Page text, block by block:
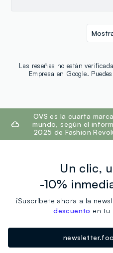
Las reseñas no están
Empresa en Google.
footer.ariatitleOVS es la cuarta
mundo, según el
2025 de Fashion
Un clic,
-10%
¡Suscríbete ahora a la
descuento en tu